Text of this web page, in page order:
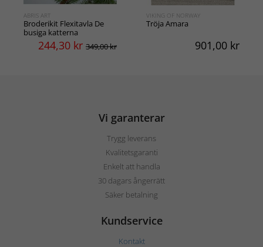
ABRIS ART
Broderikit Flexitavla De
busiga katterna
244,30 kr 349,00 kr
VIKING OF NORWAY
Tröja Amara
901,00 kr
Vi garanterar
Trygg leverans
Kvalitetsgaranti
Enkelt att handla
30 dagars ångerrätt
Säker betalning
Kundservice
Kontakt